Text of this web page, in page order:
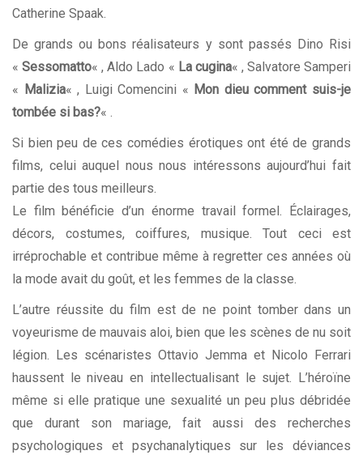
Catherine Spaak.
De grands ou bons réalisateurs y sont passés Dino Risi
«Sessomatto« , Aldo Lado « La cugina« , Salvatore Samperi
« Malizia« , Luigi Comencini « Mon dieu comment suis-je
tombée si bas?« .
Si bien peu de ces comédies érotiques ont été de grands
films, celui auquel nous nous intéressons aujourd’hui fait
partie des tous meilleurs.
Le film bénéficie d’un énorme travail formel. Éclairages,
décors, costumes, coiffures, musique. Tout ceci est
irréprochable et contribue même à regretter ces années où
la mode avait du goût, et les femmes de la classe.
L’autre réussite du film est de ne point tomber dans un
voyeurisme de mauvais aloi, bien que les scènes de nu soit
légion. Les scénaristes Ottavio Jemma et Nicolo Ferrari
haussent le niveau en intellectualisant le sujet. L’héroïne
même si elle pratique une sexualité un peu plus débridée
que durant son mariage, fait aussi des recherches
psychologiques et psychanalytiques sur les déviances